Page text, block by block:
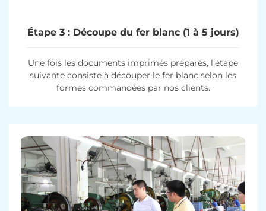
Étape 3 : Découpe du fer blanc (1 à 5 jours)
Une fois les documents imprimés préparés, l'étape
suivante consiste à découper le fer blanc selon les
formes commandées par nos clients.